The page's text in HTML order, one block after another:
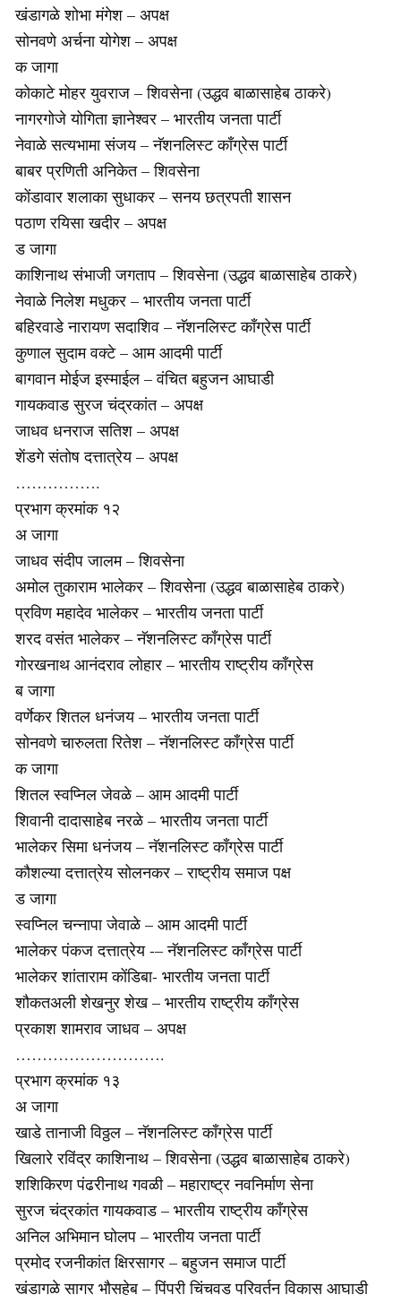
खंडागळे शोभा मंगेश – अपक्ष
सोनवणे अर्चना योगेश – अपक्ष
क जागा
कोकाटे मोहर युवराज – शिवसेना (उद्धव बाळासाहेब ठाकरे)
नागरगोजे योगिता ज्ञानेश्वर – भारतीय जनता पार्टी
नेवाळे सत्यभामा संजय – नॅशनलिस्ट काँग्रेस पार्टी
बाबर प्रणिती अनिकेत – शिवसेना
कोंडावार शलाका सुधाकर – सनय छत्रपती शासन
पठाण रयिसा खदीर – अपक्ष
ड जागा
काशिनाथ संभाजी जगताप – शिवसेना (उद्धव बाळासाहेब ठाकरे)
नेवाळे निलेश मधुकर – भारतीय जनता पार्टी
बहिरवाडे नारायण सदाशिव – नॅशनलिस्ट काँग्रेस पार्टी
कुणाल सुदाम वक्टे – आम आदमी पार्टी
बागवान मोईज इस्माईल – वंचित बहुजन आघाडी
गायकवाड सुरज चंद्रकांत – अपक्ष
जाधव धनराज सतिश – अपक्ष
शेंडगे संतोष दत्तात्रेय – अपक्ष
…………….
प्रभाग क्रमांक १२
अ जागा
जाधव संदीप जालम – शिवसेना
अमोल तुकाराम भालेकर – शिवसेना (उद्धव बाळासाहेब ठाकरे)
प्रविण महादेव भालेकर – भारतीय जनता पार्टी
शरद वसंत भालेकर – नॅशनलिस्ट काँग्रेस पार्टी
गोरखनाथ आनंदराव लोहार – भारतीय राष्ट्रीय काँग्रेस
ब जागा
वर्णेकर शितल धनंजय – भारतीय जनता पार्टी
सोनवणे चारुलता रितेश – नॅशनलिस्ट काँग्रेस पार्टी
क जागा
शितल स्वप्निल जेवळे – आम आदमी पार्टी
शिवानी दादासाहेब नरळे – भारतीय जनता पार्टी
भालेकर सिमा धनंजय – नॅशनलिस्ट काँग्रेस पार्टी
कौशल्या दत्तात्रेय सोलनकर – राष्ट्रीय समाज पक्ष
ड जागा
स्वप्निल चन्नापा जेवाळे – आम आदमी पार्टी
भालेकर पंकज दत्तात्रेय -– नॅशनलिस्ट काँग्रेस पार्टी
भालेकर शांताराम कोंडिबा- भारतीय जनता पार्टी
शौकतअली शेखनुर शेख – भारतीय राष्ट्रीय काँग्रेस
प्रकाश शामराव जाधव – अपक्ष
……………………….
प्रभाग क्रमांक १३
अ जागा
खाडे तानाजी विठ्ठल – नॅशनलिस्ट काँग्रेस पार्टी
खिलारे रविंद्र काशिनाथ – शिवसेना (उद्धव बाळासाहेब ठाकरे)
शशिकिरण पंढरीनाथ गवळी – महाराष्ट्र नवनिर्माण सेना
सुरज चंद्रकांत गायकवाड – भारतीय राष्ट्रीय काँग्रेस
अनिल अभिमान घोलप – भारतीय जनता पार्टी
प्रमोद रजनीकांत क्षिरसागर – बहुजन समाज पार्टी
खंडागळे सागर भौसहेब – पिंपरी चिंचवड परिवर्तन विकास आघाडी